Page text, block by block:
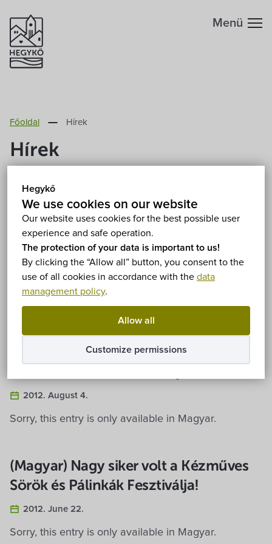
Hegykő
We use cookies on our website
Our website uses cookies for the best possible user
experience and safe operation.
The protection of your data is important to us!
By clicking the “Allow all” button, you consent to the
use of all cookies in accordance with the data
management policy.
Allow all
Customize permissions
Menü
Főoldal Hírek
Hírek
(Magyar) Új szolgáltató végzi a
hulladékgyűjtést
2013. January 1.
Sorry, this entry is only available in Magyar.
(Magyar) Csaknem háromszáz tértek
haza az első alkalommal
megrendezett Hegykőről
2012. August 4.
Sorry, this entry is only available in Magyar.
(Magyar) Nagy siker volt a Kézműves
Sörök és Pálinkák Fesztiválja!
2012. June 22.
Sorry, this entry is only available in Magyar.